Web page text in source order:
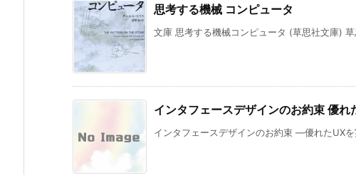
思考する機械 コンピュータ
文庫 思考する機械コンピュータ (草思社文庫)
インタフェースデザインのお約束 優
インタフェースデザインのお約束 ―優れたUX